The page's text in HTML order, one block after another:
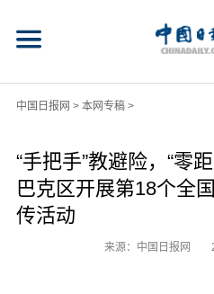
中国日报网 > 本网专稿>
“手把手”教避险，“
巴克区开展第18个全
传活动
来源：中国日报网